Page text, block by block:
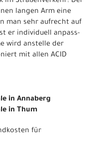
langen Arm eine
man sehr aufrecht auf
er individuell anpass-
wird anstelle der
mit allen ACID
in Annaberg
in Thum
für